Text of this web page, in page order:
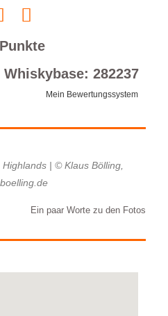
Whiskybase: 282237
Mein Bewertungssystem
| © Klaus Bölling,
Ein paar Worte zu den Fotos